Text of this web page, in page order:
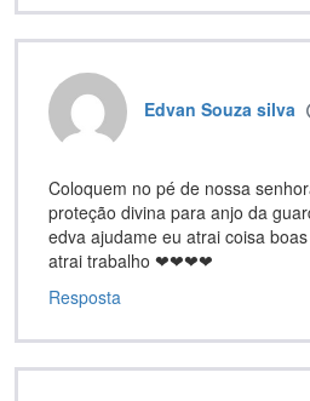
Edvan Souza silva
Coloquem no pé de nossa
proteção divina para anjo da
edva ajudame eu atrai coisa
atrai trabalho ❤❤❤❤
Resposta